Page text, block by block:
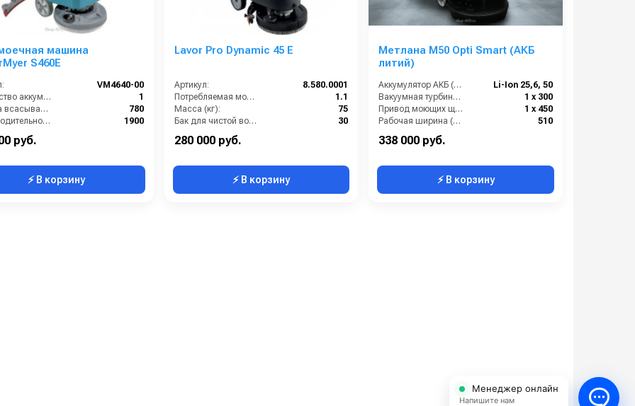
машина
S460E
VM4640-00
Количество аккумуляторов (шт):
1
Ширина всасывающей балки (мм):
780
Производительность по площади (м2/ч):
1900
(ДхШхВ):
руб.
⚡ В корзину
Lavor Pro Dynamic 45 E
Артикул:
8.580.0001
Потребляемая мощность (кВт):
1.1
Масса (кг):
75
Бак для чистой воды (л):
30
280 000 руб.
⚡ В корзину
Метлана М50 Opti Smart (АКБ
литий)
Аккумулятор АКБ (В/А·ч):
Li-Ion 25,6, 50
Вакуумная турбина (Вт):
1 х 300
Привод моющих щеток (Вт):
1 х 450
Рабочая ширина (мм):
510
338 000 руб.
⚡ В корзину
Менеджер онлайн
Напишите нам